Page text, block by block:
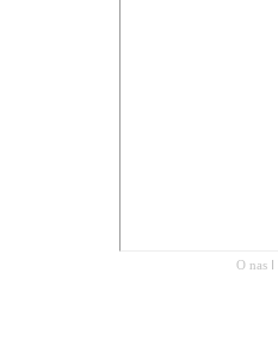
O nas I